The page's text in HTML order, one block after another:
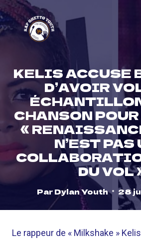
Skip
to
content
KELIS ACCUSE
D’AVOIR
CHANSON
«
N’EST PAS
DU VOL
ParDylan Youth 28
Le rappeur de « Milkshake »